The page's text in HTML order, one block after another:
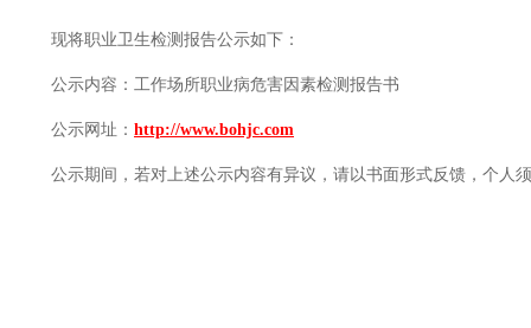
现将职业卫生检测报告公示如下：
公示内容： 工作场所职业病危害因素检测报告书
公示网址： http://www.bohjc.com
公示期间，若对上述公示内容有异议，请以书面形式反馈，个人